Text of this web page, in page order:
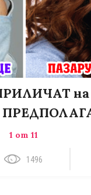
на
1 от 11
1496